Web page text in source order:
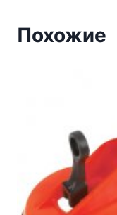
Похожие